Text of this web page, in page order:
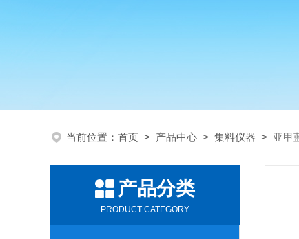
当前位置： 首页 > 产品中心 > 集料仪器 > 亚甲
产品分类
PRODUCT CATEGORY